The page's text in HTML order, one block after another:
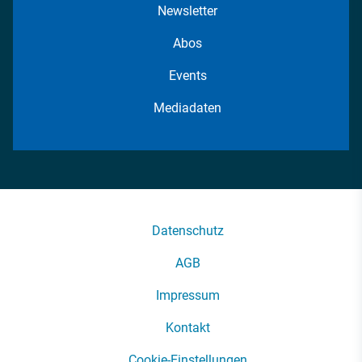
Newsletter
Abos
Events
Mediadaten
Datenschutz
AGB
Impressum
Kontakt